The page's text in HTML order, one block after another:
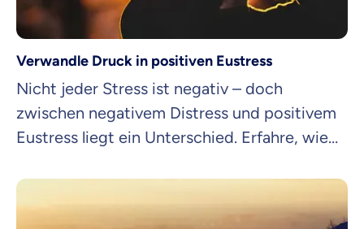
Verwandle Druck in positiven Eustress
Nicht jeder Stress ist negativ – doch
zwischen negativem Distress und positivem
Eustress liegt ein Unterschied. Erfahre, wie